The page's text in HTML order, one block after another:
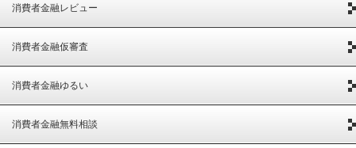
消費者金融レビュー
消費者金融仮審査
消費者金融ゆるい
消費者金融無料相談